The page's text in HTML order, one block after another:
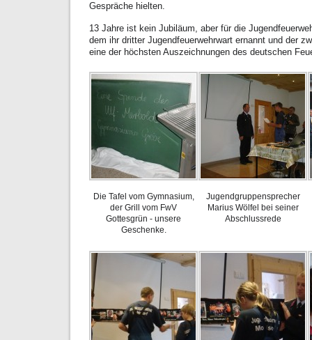
Gespräche hielten.
13 Jahre ist kein Jubiläum, aber für die
dem ihr dritter Jugendfeuerwehrwart ernannt und der
eine der höchsten Auszeichnungen des deutschen
Die Tafel vom Gymnasium,
der Grill vom FwV
Gottesgrün - unsere
Geschenke.
Jugendgruppensprecher
Marius Wölfel bei seiner
Abschlussrede